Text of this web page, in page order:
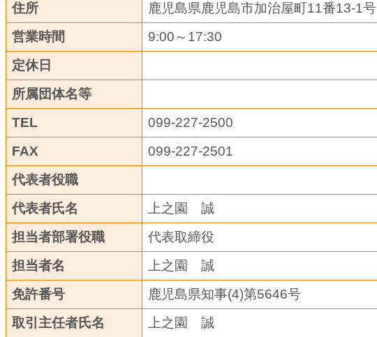
住所
鹿児島県鹿児島市加治屋町11番13-1号
営業時間
9:00～17:30
定休日
所属団体名等
TEL
099-227-2500
FAX
099-227-2501
代表者役職
代表者氏名
上之園 誠
担当者部署役職
代表取締役
担当者名
上之園 誠
免許番号
鹿児島県知事(4)第5646号
取引主任者氏名
上之園 誠